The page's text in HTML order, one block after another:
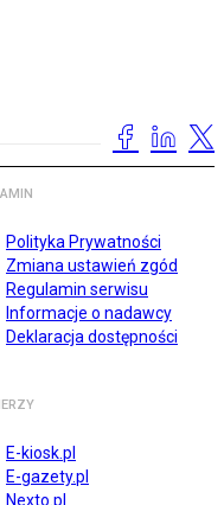
Polityka Prywatności
Zmiana ustawień zgód
Regulamin serwisu
Informacje o nadawcy
Deklaracja dostępności
E-kiosk.pl
E-gazety.pl
Nexto.pl